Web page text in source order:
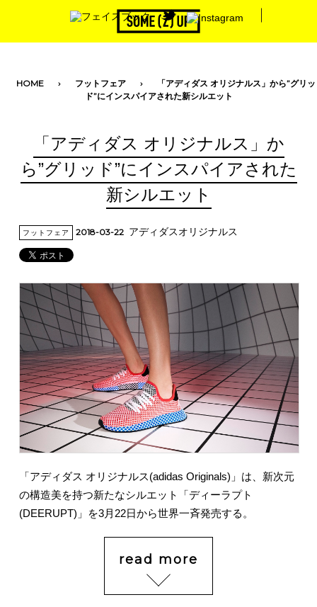
toggle navigation
HOME フットフェア
「アディダス オリジナルス」から”グリッ
ド”にインスパイアされた新シルエット
「アディダス オリジナルス」か
ら”グリッド”にインスパイアされた
新シルエット
フットフェア 2018-03-22 アディダスオリジナルス
「アディダス オリジナルス(adidas Originals)」は、新次元
の構造美を持つ新たなシルエット「ディーラプト
(DEERUPT)」を3月22日から世界一斉発売する。
read more